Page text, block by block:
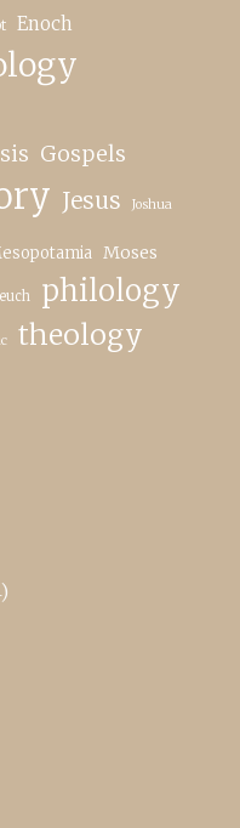
Enoch
Gospels
Jesus Joshua
Moses
philology
theology